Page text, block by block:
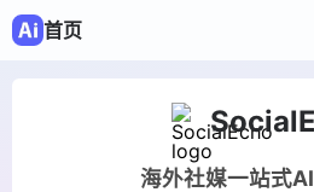
首页
海外社媒一站式